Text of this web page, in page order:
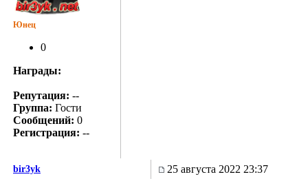
Юнец
0
Награды:
Репутация: --
Группа: Гости
Сообщений: 0
Регистрация: --
bir3yk 25 августа 2022 23:37